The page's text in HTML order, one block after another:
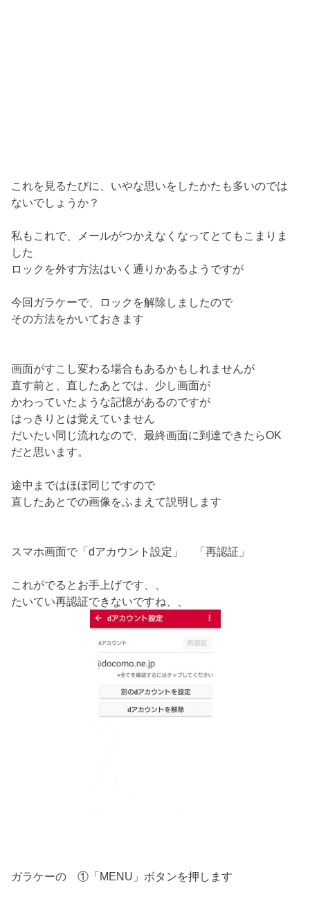
これを見るたびに、いやな思いをしたかたも多いのでは
ないでしょうか？
私もこれで、メールがつかえなくなってとてもこまりま
した
ロックを外す方法はいく通りかあるようですが
今回ガラケーで、ロックを解除しましたので
その方法をかいておきます
画面がすこし変わる場合もあるかもしれませんが
直す前と、直したあとでは、少し画面が
かわっていたような記憶があるのですが
はっきりとは覚えていません
だいたい同じ流れなので、最終画面に到達できたらOK
だと思います。
途中まではほぼ同じですので
直したあとでの画像をふまえて説明します
スマホ画面で「dアカウント設定」 「再認証」
これがでるとお手上げです、、
たいてい再認証できないですね、、
ガラケーの ①「MENU」ボタンを押します